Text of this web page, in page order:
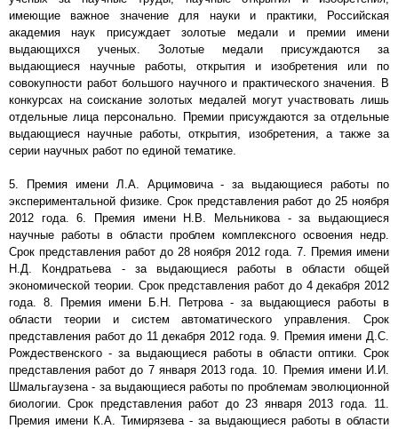
имеющие важное значение для науки и практики, Российская
академия наук присуждает золотые медали и премии имени
выдающихся ученых. Золотые медали присуждаются за
выдающиеся научные работы, открытия и изобретения или по
совокупности работ большого научного и практического значения. В
конкурсах на соискание золотых медалей могут участвовать лишь
отдельные лица персонально. Премии присуждаются за отдельные
выдающиеся научные работы, открытия, изобретения, а также за
серии научных работ по единой тематике.
5. Премия имени Л.А. Арцимовича - за выдающиеся работы по
экспериментальной физике. Срок представления работ до 25 ноября
2012 года. 6. Премия имени Н.В. Мельникова - за выдающиеся
научные работы в области проблем комплексного освоения недр.
Срок представления работ до 28 ноября 2012 года. 7. Премия имени
Н.Д. Кондратьева - за выдающиеся работы в области общей
экономической теории. Срок представления работ до 4 декабря 2012
года. 8. Премия имени Б.Н. Петрова - за выдающиеся работы в
области теории и систем автоматического управления. Срок
представления работ до 11 декабря 2012 года. 9. Премия имени Д.С.
Рождественского - за выдающиеся работы в области оптики. Срок
представления работ до 7 января 2013 года. 10. Премия имени И.И.
Шмальгаузена - за выдающиеся работы по проблемам эволюционной
биологии. Срок представления работ до 23 января 2013 года. 11.
Премия имени К.А. Тимирязева - за выдающиеся работы в области